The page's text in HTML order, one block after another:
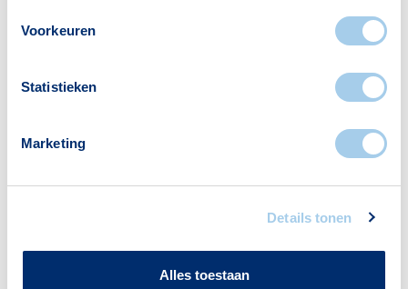
Voorkeuren
Statistieken
Marketing
Details tonen
Alles toestaan
Deze wijk heeft het allemaal voor je. Zo vind je
1
Restaurants
1